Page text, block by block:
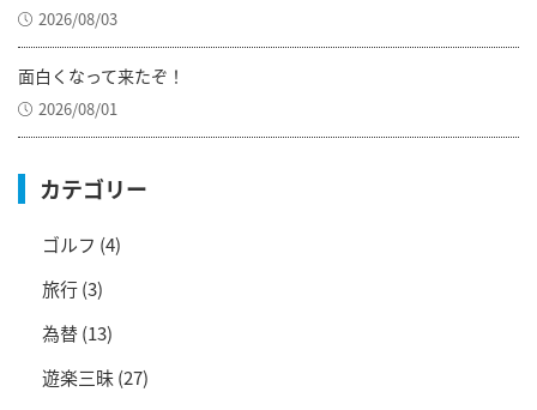
2026/08/03
面白くなって来たぞ！
2026/08/01
カテゴリー
ゴルフ (4)
旅行(3)
為替(13)
遊楽三昧(27)